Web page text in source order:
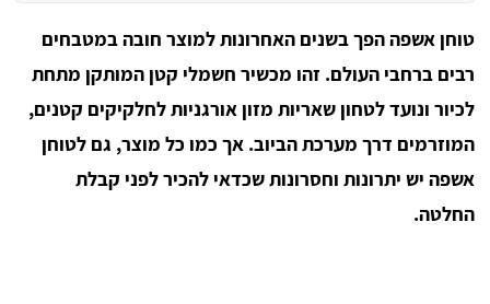
טוחן אשפה הפך בשנים האחרונות למוצר חובה במטבחים
רבים ברחבי העולם. זהו מכשיר חשמלי קטן המותקן מתחת
לכיור ונועד לטחון שאריות מזון אורגניות לחלקיקים קטנים,
המוזרמים דרך מערכת הביוב. אך כמו כל מוצר, גם לטוחן
אשפה יש יתרונות וחסרונות שכדאי להכיר לפני קבלת
החלטה.